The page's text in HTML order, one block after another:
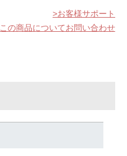
お客様サポート
この商品についてお問い合わせ